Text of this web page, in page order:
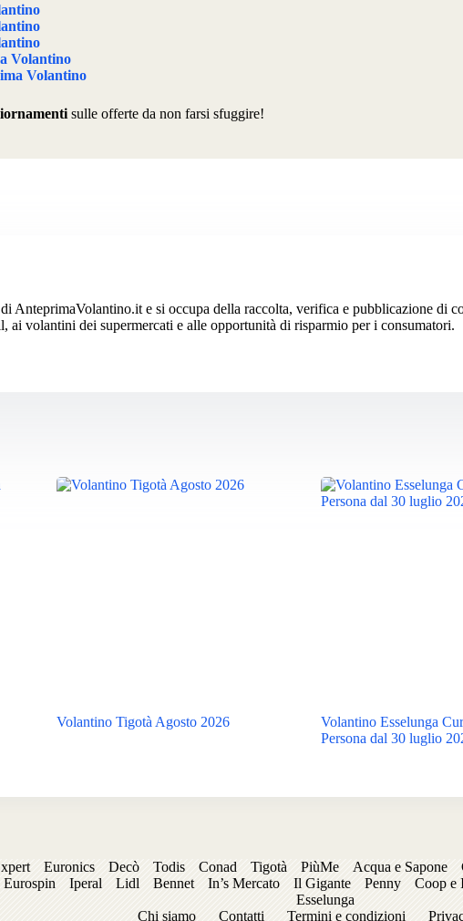
Volantino
Volantino
sulle offerte da non farsi sfuggire!
AnteprimaVolantino.it e si occupa della raccolta, verifica e pubblicazione di
ai volantini dei supermercati e alle opportunità di risparmio per i consumatori.
Volantino Tigotà Agosto 2026
Volantino Esselunga
Persona dal 30 luglio
Euronics Decò Todis Conad Tigotà PiùMe Acqua e Sapone
Eurospin Iperal Lidl Bennet In’s Mercato Il Gigante Penny Coop e
Esselunga
Chi siamo
Contatti Termini e condizioni